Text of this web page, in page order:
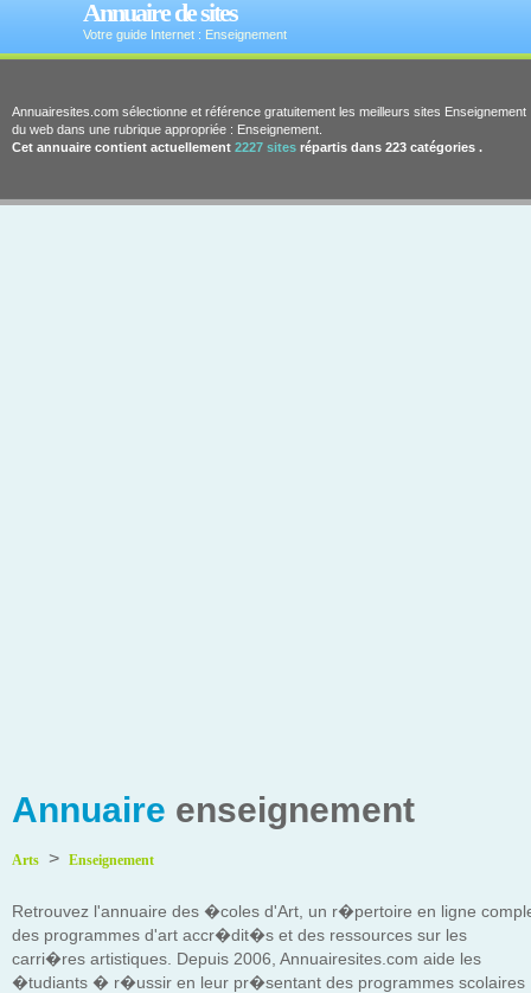
Annuaire de sites
Votre guide Internet : Enseignement
Annuairesites.com sélectionne et référence gratuitement les meilleurs sites Enseignement
du web dans une rubrique appropriée : Enseignement.
Cet annuaire contient actuellement 2227 sites répartis dans 223 catégories .
Annuaire enseignement
Arts > Enseignement
Retrouvez l'annuaire des �coles d'Art, un r�pertoire en ligne
des programmes d'art accr�dit�s et des ressources sur les
carri�res artistiques. Depuis 2006, Annuairesites.com aide les
�tudiants � r�ussir en leur pr�sentant des programmes scolaires